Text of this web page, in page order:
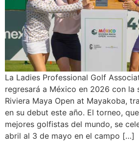
La Ladies Professional Golf
regresará a México en 2026 con la
Riviera Maya Open at Mayakoba,
en su debut este año. El torneo,
mejores golfistas del mundo, se
abril al 3 de mayo en el campo […]